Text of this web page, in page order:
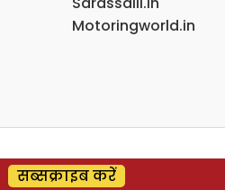
Motoringworld.in
सब्सक्राइब करें